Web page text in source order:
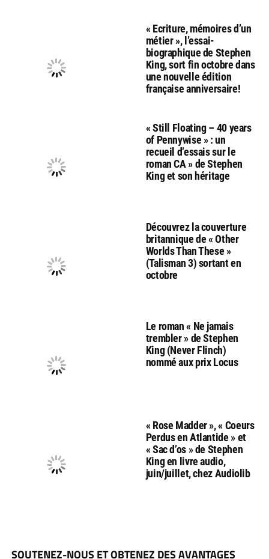
« Ecriture, mémoires d’un
métier », l’essai-
biographique de Stephen
King, sort fin octobre dans
une nouvelle édition
française anniversaire!
« Still Floating – 40 years
of Pennywise » : un
recueil d’essais sur le
roman CA » de Stephen
King et son héritage
Découvrez la couverture
britannique de « Other
Worlds Than These »
(Talisman 3) sortant en
octobre
Le roman « Ne jamais
trembler » de Stephen
King (Never Flinch)
nommé aux prix Locus
« Rose Madder », « Coeurs
Perdus en Atlantide » et
« Sac d’os » de Stephen
King en livre audio,
juin/juillet, chez Audiolib
SOUTENEZ-NOUS ET OBTENEZ DES AVANTAGES